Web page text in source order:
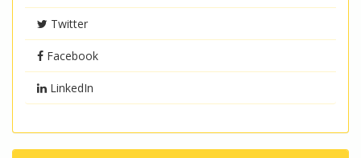
Twitter
Facebook
LinkedIn